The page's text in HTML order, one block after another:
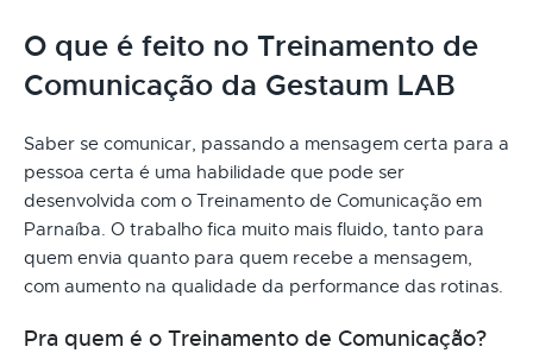
O que é feito no Treinamento de
Comunicação da Gestaum LAB
Saber se comunicar, passando a mensagem certa para a
pessoa certa é uma habilidade que pode ser
desenvolvida com o Treinamento de Comunicação em
Parnaíba. O trabalho fica muito mais fluido, tanto para
quem envia quanto para quem recebe a mensagem,
com aumento na qualidade da performance das rotinas.
Pra quem é o Treinamento de Comunicação?